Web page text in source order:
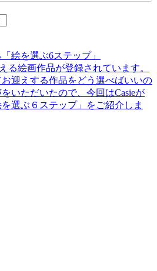
絵を選ぶ6ステップ」
る絵画作品が登録されています。
迎えする作品をどう選べばいいの
いただいたので、今回はCasieが
選ぶ６ステップ」をご紹介しま